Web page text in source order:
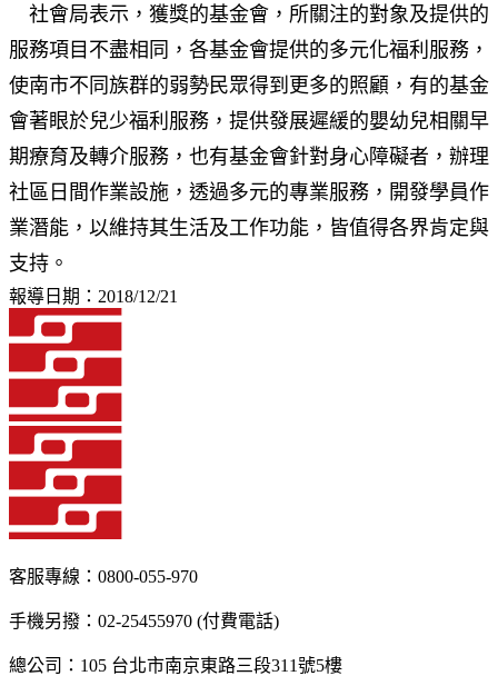
社會局表示，獲獎的基金會，所關注的對象及提供的
服務項目不盡相同，各基金會提供的多元化福利服務，
使南市不同族群的弱勢民眾得到更多的照顧，有的基金
會著眼於兒少福利服務，提供發展遲緩的嬰幼兒相關早
期療育及轉介服務，也有基金會針對身心障礙者，辦理
社區日間作業設施，透過多元的專業服務，開發學員作
業潛能，以維持其生活及工作功能，皆值得各界肯定與
支持。
報導日期：2018/12/21
客服專線：0800-055-970
手機另撥：02-25455970 (付費電話)
總公司：105 台北市南京東路三段311號5樓